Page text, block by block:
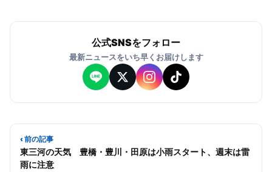
公式SNSをフォロー
最新ニュースをいち早くお届けします
‹ 前の記事
東三河の天気 豊橋・豊川・田原は小雨スタート、週末は雷
雨に注意